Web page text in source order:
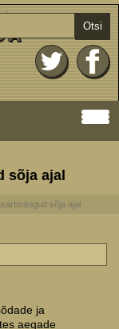
Otsi
sõja ajal
sõja ajal
ja
aegade